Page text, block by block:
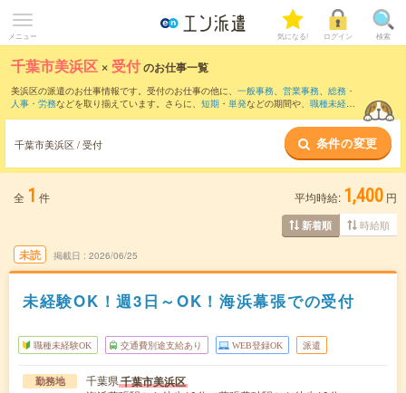
メニュー 気になる! ログイン 検索
千葉市美浜区 × 受付のお仕事一覧
美浜区の派遣のお仕事情報です。受付のお仕事の他に、 一般事務、 営業事務、 総務・
人事・労務などを取り揃えています。さらに、 短期 ・ 単発などの期間や、 職種未経験
千葉市美浜区 / 受付 条件の変更
全 1 件 平均時給: 1,400 円
新着順 時給順
未読 掲載日 2026/06/25
未経験OK！週3日～OK！海浜幕張での受付
職種未経験OK 交通費別途支給あり WEB登録OK 派遣
勤務地 千葉県千葉市美浜区